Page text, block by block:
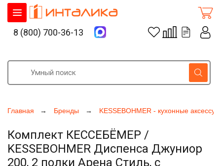
Главная Бренды KESSEBOHMER - кухонные
Комплект КЕССЕБЁМЕР /
KESSEBOHMER Диспенса Джуниор
200, 2 полки Арена Стиль, с
8 (800) 700-36-13